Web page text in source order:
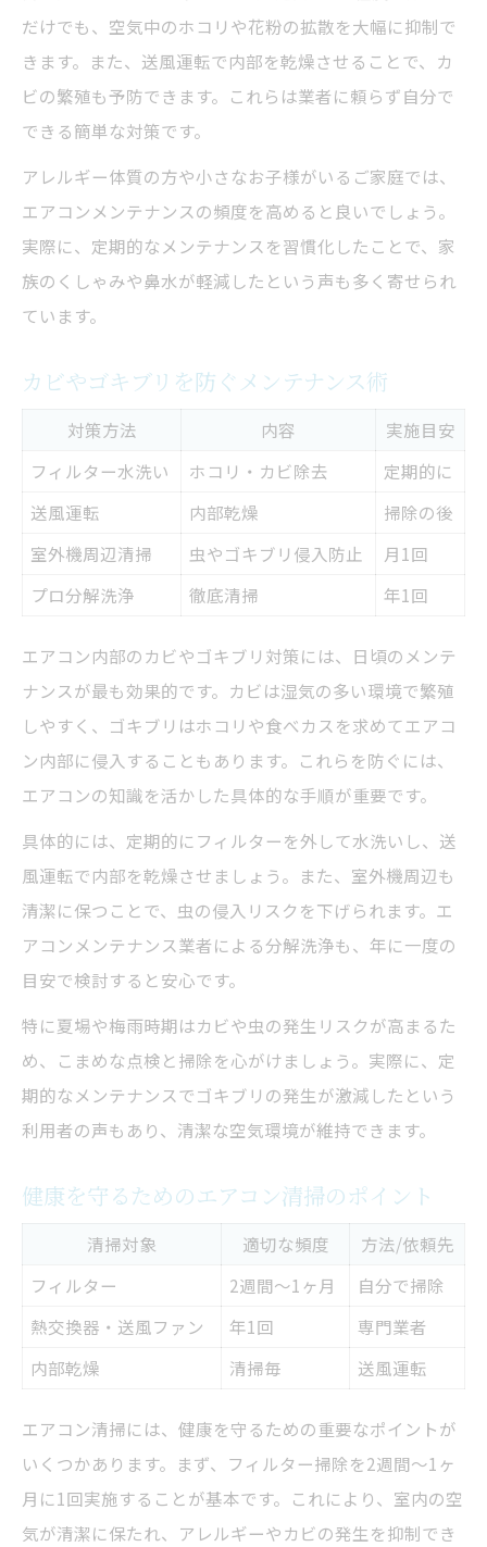
だけでも、空気中のホコリや花粉の拡散を大幅に抑制で
きます。また、送風運転で内部を乾燥させることで、カ
ビの繁殖も予防できます。これらは業者に頼らず自分で
できる簡単な対策です。
アレルギー体質の方や小さなお子様がいるご家庭では、
エアコンメンテナンスの頻度を高めると良いでしょう。
実際に、定期的なメンテナンスを習慣化したことで、家
族のくしゃみや鼻水が軽減したという声も多く寄せられ
ています。
カビやゴキブリを防ぐメンテナンス術
対策方法 内容
実施目安
フィルター水洗い
ホコリ・カビ除去
定期的に
送風運転
内部乾燥
掃除の後
室外機周辺清掃
虫やゴキブリ侵入防止
月1回
プロ分解洗浄
徹底清掃 年1回
エアコン内部のカビやゴキブリ対策には、日頃のメンテ
ナンスが最も効果的です。カビは湿気の多い環境で繁殖
しやすく、ゴキブリはホコリや食べカスを求めてエアコ
ン内部に侵入することもあります。これらを防ぐには、
エアコンの知識を活かした具体的な手順が重要です。
具体的には、定期的にフィルターを外して水洗いし、送
風運転で内部を乾燥させましょう。また、室外機周辺も
清潔に保つことで、虫の侵入リスクを下げられます。エ
アコンメンテナンス業者による分解洗浄も、年に一度の
目安で検討すると安心です。
特に夏場や梅雨時期はカビや虫の発生リスクが高まるた
め、こまめな点検と掃除を心がけましょう。実際に、定
期的なメンテナンスでゴキブリの発生が激減したという
利用者の声もあり、清潔な空気環境が維持できます。
健康を守るためのエアコン清掃のポイント
清掃対象 適切な頻度
方法/依頼先
フィルター
2週間～1ヶ月
自分で掃除
熱交換器・送風ファン
年1回
専門業者
内部乾燥
清掃毎 送風運転
エアコン清掃には、健康を守るための重要なポイントが
いくつかあります。まず、フィルター掃除を2週間～1ヶ
月に1回実施することが基本です。これにより、室内の空
気が清潔に保たれ、アレルギーやカビの発生を抑制でき